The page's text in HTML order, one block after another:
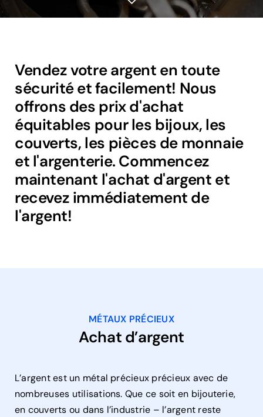
Vendez votre argent en toute
sécurité et facilement! Nous
offrons des prix d'achat
équitables pour les bijoux, les
couverts, les pièces de monnaie
et l'argenterie. Commencez
maintenant l'achat d'argent et
recevez immédiatement de
l'argent!
MÉTAUX PRÉCIEUX
Achat d’argent
L’argent est un métal précieux précieux avec de
nombreuses utilisations. Que ce soit en bijouterie,
en couverts ou dans l’industrie – l’argent reste